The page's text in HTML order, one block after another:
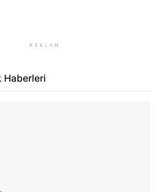
REKLAM
Haberleri